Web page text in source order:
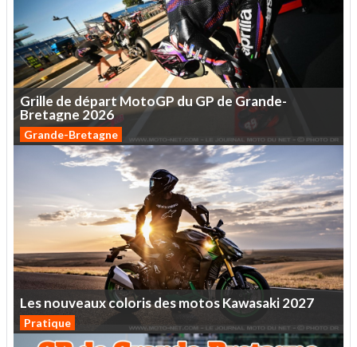
Grille de départ MotoGP duGPdeGrande-
Bretagne 2026
Grande-Bretagne
LesnouveauxcolorisdesmotosKawasaki2027
Pratique